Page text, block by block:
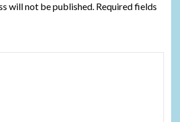
will not be published. Required fields